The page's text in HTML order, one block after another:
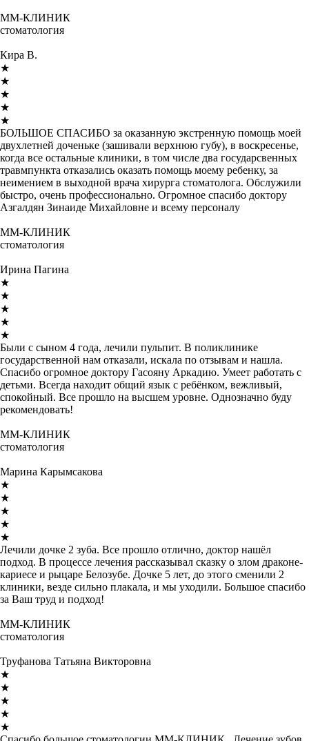
ММ-КЛИНИК
стоматология
Кира В.
★
★
★
★
★
БОЛЬШОЕ СПАСИБО за оказанную экстренную помощь моей
двухлетней доченьке (зашивали верхнюю губу), в воскресенье,
когда все остальные клиники, в том числе два государсвенных
травмпункта отказались оказать помощь моему ребенку, за
неимением в выходной врача хирурга стоматолога. Обслужили
быстро, очень профессионально. Огромное спасибо доктору
Азгалдян Зинаиде Михайловне и всему персоналу
ММ-КЛИНИК
стоматология
Ирина Пагина
★
★
★
★
★
Были с сыном 4 года, лечили пульпит. В поликлинике
государственной нам отказали, искала по отзывам и нашла.
Спасибо огромное доктору Гасояну Аркадию. Умеет работать с
детьми. Всегда находит общий язык с ребёнком, вежливый,
спокойный. Все прошло на высшем уровне. Однозначно буду
рекомендовать!
ММ-КЛИНИК
стоматология
Марина Карымсакова
★
★
★
★
★
Лечили дочке 2 зуба. Все прошло отлично, доктор нашёл
подход. В процессе лечения рассказывал сказку о злом драконе-
кариесе и рыцаре Белозубе. Дочке 5 лет, до этого сменили 2
клиники, везде сильно плакала, и мы уходили. Большое спасибо
за Ваш труд и подход!
ММ-КЛИНИК
стоматология
Труфанова Татьяна Викторовна
★
★
★
★
★